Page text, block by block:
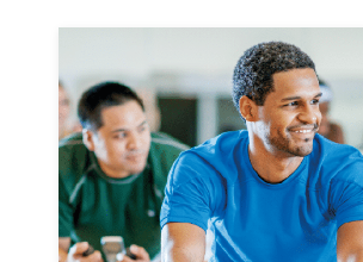
Archwiliwch fuddion
chyfleoedd cyffrous
hamrywiaeth o